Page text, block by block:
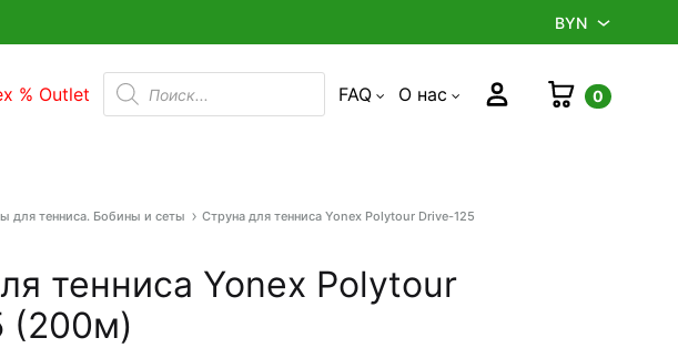
BYN
% Outlet
Поиск
товаров
FAQ О нас Войти Корзина
0
для тенниса. Бобины и сеты
Струна для тенниса Yonex Polytour Drive-125
тенниса Yonex Polytour
(200м)